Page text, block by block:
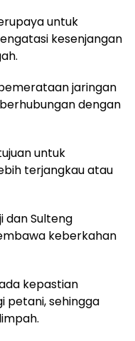
untuk
kesenjangan
jaringan
dengan
untuk
terjangkau atau
dan Sulteng
keberkahan
kepastian
petani, sehingga